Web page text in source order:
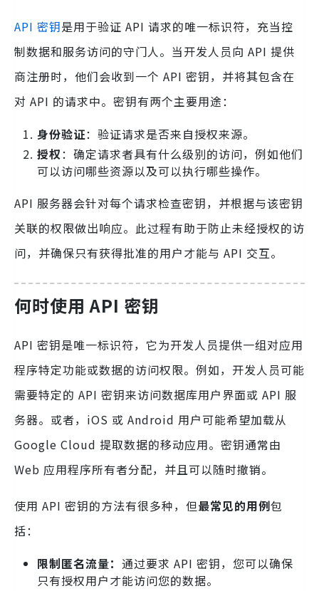
API 密钥是用于验证 API 请求的唯一标识符，充当控
制数据和服务访问的守门人。当开发人员向 API 提供
商注册时，他们会收到一个 API 密钥，并将其包含在
对 API 的请求中。密钥有两个主要用途：
身份验证：验证请求是否来自授权来源。
授权：确定请求者具有什么级别的访问，例如他们
可以访问哪些资源以及可以执行哪些操作。
API 服务器会针对每个请求检查密钥，并根据与该密钥
关联的权限做出响应。此过程有助于防止未经授权的访
问，并确保只有获得批准的用户才能与 API 交互。
何时使用 API 密钥
API 密钥是唯一标识符，它为开发人员提供一组对应用
程序特定功能或数据的访问权限。例如，开发人员可能
需要特定的 API 密钥来访问数据库用户界面或 API 服
务器。或者，iOS 或 Android 用户可能希望加载从
Google Cloud 提取数据的移动应用。密钥通常由
Web 应用程序所有者分配，并且可以随时撤销。
使用 API 密钥的方法有很多种，但最常见的用例包
括：
限制匿名流量： 通过要求 API 密钥，您可以确保
只有授权用户才能访问您的数据。